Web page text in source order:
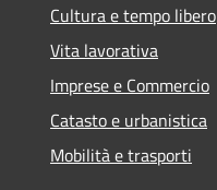
Cultura e tempo libero
Vita lavorativa
Imprese e Commercio
Catasto e urbanistica
Mobilità e trasporti